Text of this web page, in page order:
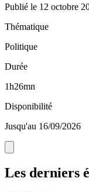
Publié le 12 octobre
Thématique
Politique
Durée
1h26mn
Disponibilité
Jusqu'au 16/09/2026
Les derniers